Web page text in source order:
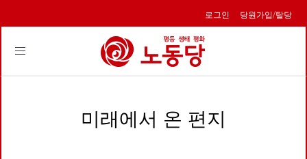
로그인 당원가입/탈당
Toggle
미래에서 온 편지